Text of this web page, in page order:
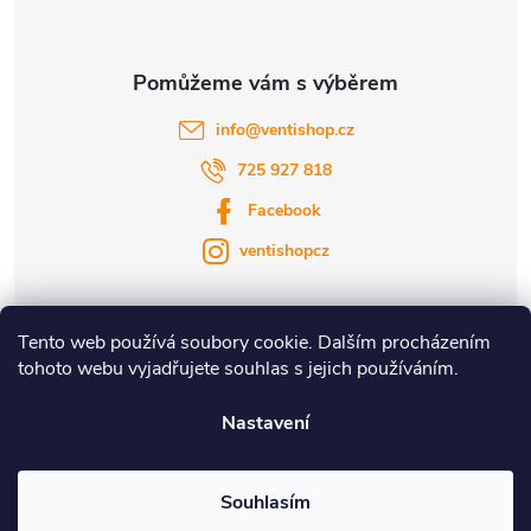
Tento web používá soubory cookie. Dalším procházením
tohoto webu vyjadřujete souhlas s jejich používáním.
Nastavení
Souhlasím
info@ventishop.cz
725 927 818
Facebook
ventishopcz
| |
Copyright 2026Ventishop.cz. Všechna práva vyhrazena.